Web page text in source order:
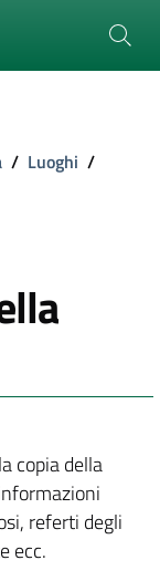
/ Luoghi /
copia della
referti degli
ecc.